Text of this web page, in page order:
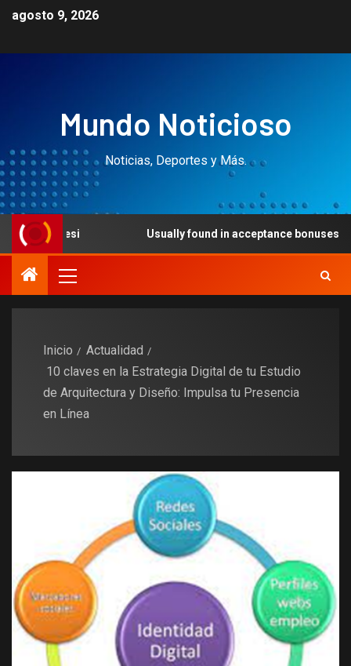
agosto 9, 2026
Mundo Noticioso
Noticias, Deportes y Más.
Usually found in acceptance bonuses, suits deposit
Inicio
Actualidad
10 claves en la Estrategia Digital de tu Estudio
de Arquitectura y Diseño: Impulsa tu Presencia
en Línea